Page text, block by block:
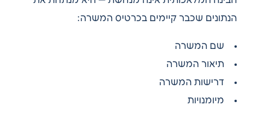
הנתונים שכבר קיימים בכרטיס המשרה:
שם המשרה
תיאור המשרה
דרישות המשרה
מיומנויות